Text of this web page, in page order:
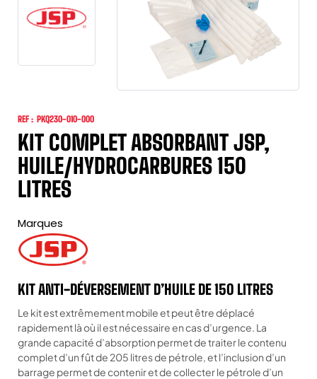
REF : PKQ230-010-000
KIT COMPLET ABSORBANT JSP,
HUILE/HYDROCARBURES 150
LITRES
Marques
KIT ANTI-DÉVERSEMENT D’HUILE DE 150 LITRES
Le kit est extrêmement mobile et peut être déplacé
rapidement là où il est nécessaire en cas d’urgence. La
grande capacité d’absorption permet de traiter le contenu
complet d’un fût de 205 litres de pétrole, et l’inclusion d’un
barrage permet de contenir et de collecter le pétrole d’un